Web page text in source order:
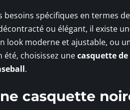
besoins spécifiques en termes
ou élégant, il existe
look moderne et ajustable, ou
choisissez unecasquette
.
casquette